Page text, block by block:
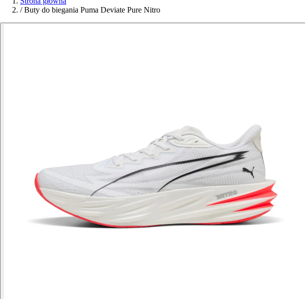
/ Buty do biegania Puma Deviate Pure Nitro